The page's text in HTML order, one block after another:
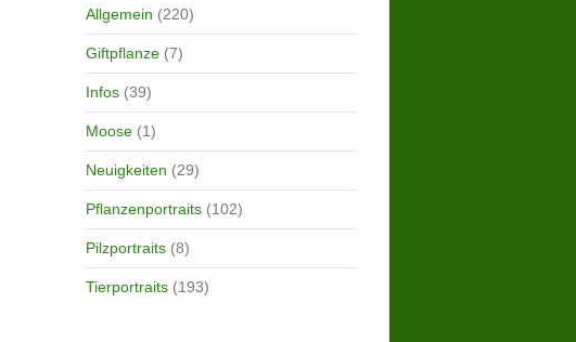
Allgemein (220)
Giftpflanze(7)
Infos(39)
Moose(1)
Neuigkeiten (29)
Pflanzenportraits(102)
Pilzportraits(8)
Tierportraits(193)